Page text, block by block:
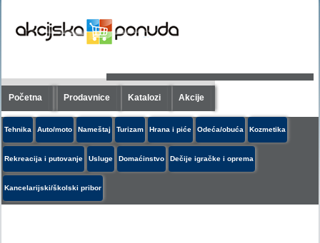
Početna Prodavnice Katalozi Akcije
Tehnika Auto/moto Nameštaj Turizam Hrana i piće Odeća/obuća Kozmetika
Rekreacija i putovanje Usluge Domaćinstvo Dečije igračke i oprema
Kancelarijski/školski pribor